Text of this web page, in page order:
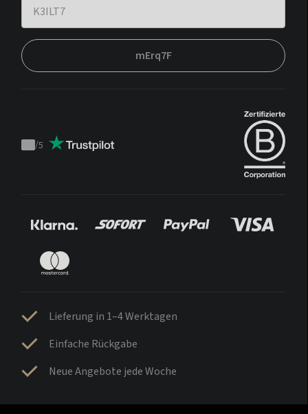
mErq7F
Trustpilot
/5
Lieferung in 1–4 Werktagen
Einfache Rückgabe
Neue Angebote jede Woche